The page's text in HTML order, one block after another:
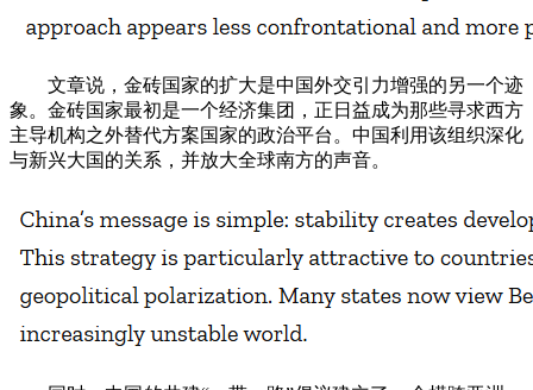
文章说，金砖国家的扩大是中国外交引力增强的另一个迹
象。金砖国家最初是一个经济集团，正日益成为那些寻求西方
主导机构之外替代方案国家的政治平台。中国利用该组织深化
与新兴大国的关系，并放大全球南方的声音。